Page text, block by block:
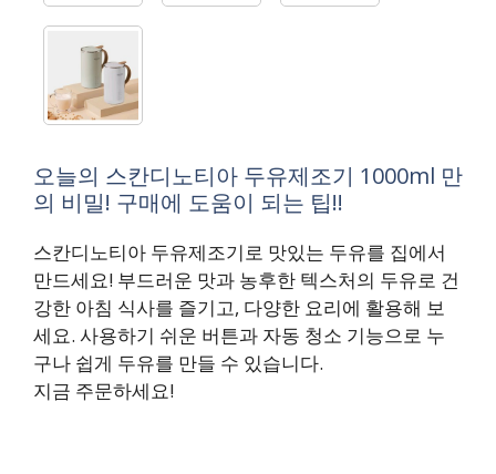
오늘의 스칸디노티아 두유제조기 1000ml 만
의 비밀! 구매에 도움이 되는 팁!!
스칸디노티아 두유제조기로 맛있는 두유를 집에서
만드세요! 부드러운 맛과 농후한 텍스처의 두유로 건
강한 아침 식사를 즐기고, 다양한 요리에 활용해 보
세요. 사용하기 쉬운 버튼과 자동 청소 기능으로 누
구나 쉽게 두유를 만들 수 있습니다.
지금 주문하세요!